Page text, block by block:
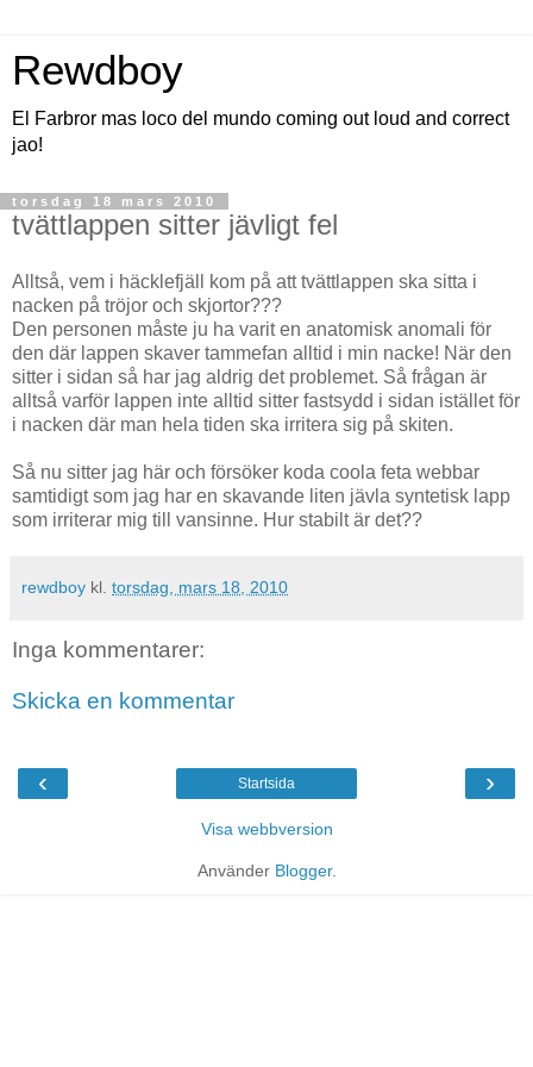
Rewdboy
El Farbror mas loco del mundo coming out loud and correct
jao!
torsdag 18 mars 2010
tvättlappen sitter jävligt fel
Alltså, vem i häcklefjäll kom på att tvättlappen ska sitta i
nacken på tröjor och skjortor???
Den personen måste ju ha varit en anatomisk anomali för
den där lappen skaver tammefan alltid i min nacke! När den
sitter i sidan så har jag aldrig det problemet. Så frågan är
alltså varför lappen inte alltid sitter fastsydd i sidan istället för
i nacken där man hela tiden ska irritera sig på skiten.
Så nu sitter jag här och försöker koda coola feta webbar
samtidigt som jag har en skavande liten jävla syntetisk lapp
som irriterar mig till vansinne. Hur stabilt är det??
rewdboy kl. torsdag, mars 18, 2010
Inga kommentarer:
Skicka en kommentar
‹ ›
Startsida
Visa webbversion
Använder Blogger.